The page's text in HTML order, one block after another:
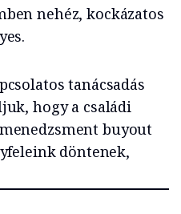
nehéz, kockázatos
tanácsadás
hogy a családi
buyout
döntenek,